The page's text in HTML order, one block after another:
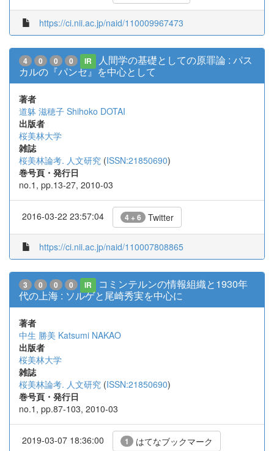
https://ci.nii.ac.jp/naid/110009967473
4 0 0 0 IR
人間学の基礎としての原罪論 : パス
カルの『パンセ』を中心として
著者
道躰 滋穂子 Shihoko DOTAI
出版者
桜美林大学
雑誌
桜美林論考. 人文研究 (ISSN:21850690)
巻号頁・発行日
no.1, pp.13-27, 2010-03
2016-03-22 23:57:04 4 + 6 Twitter
https://ci.nii.ac.jp/naid/110007808865
3 0 0 0 IR
コミンテルンの情報組織と1930年
代の上海 : ソルゲと尾崎秀実を中心に
著者
中生 勝美 Katsumi NAKAO
出版者
桜美林大学
雑誌
桜美林論考. 人文研究 (ISSN:21850690)
巻号頁・発行日
no.1, pp.87-103, 2010-03
2019-03-07 18:36:00 1 はてなブックマーク